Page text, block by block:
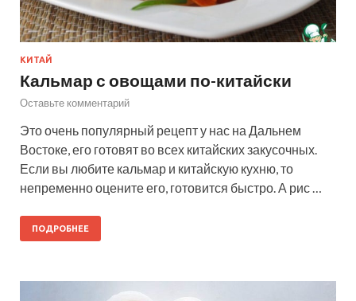
КИТАЙ
Кальмар с овощами по-китайски
Оставьте комментарий
Это очень популярный рецепт у нас на Дальнем
Востоке, его готовят во всех китайских закусочных.
Если вы любите кальмар и китайскую кухню, то
непременно оцените его, готовится быстро. А рис …
ПОДРОБНЕЕ